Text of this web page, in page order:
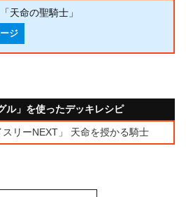
天命の聖騎士」
ジ
ル」を使ったデッキレシピ
スリーNEXT」 天命を授かる騎士